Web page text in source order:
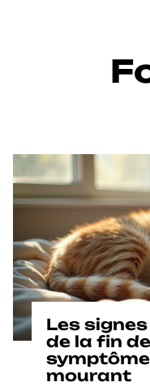
Les
de la fin
mourant